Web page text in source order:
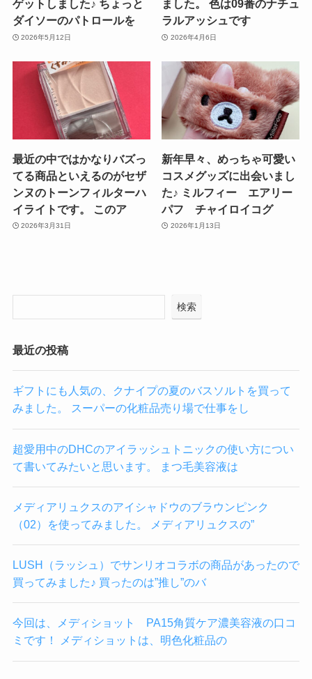
ゲットしました♪ ちょっと
ダイソーのパトロールを
2026年5月12日
ました。 色は09番のナチュ
ラルアッシュです
2026年4月6日
最近の中ではかなりバズっ
てる商品といえるのがセザ
ンヌのトーンフィルターハ
イライトです。 このア
2026年3月31日
新年早々、めっちゃ可愛い
コスメグッズに出会いまし
た♪ ミルフィー エアリー
パフ チャイロイコグ
2026年1月13日
検索
最近の投稿
ギフトにも人気の、クナイプの夏のバスソルトを買って
みました。 スーパーの化粧品売り場で仕事をし
超愛用中のDHCのアイラッシュトニックの使い方につい
て書いてみたいと思います。 まつ毛美容液は
メディアリュクスのアイシャドウのブラウンピンク
（02）を使ってみました。 メディアリュクスの”
LUSH（ラッシュ）でサンリオコラボの商品があったので
買ってみました♪ 買ったのは”推し”のバ
今回は、メディショット PA15角質ケア濃美容液の口コ
ミです！ メディショットは、明色化粧品の